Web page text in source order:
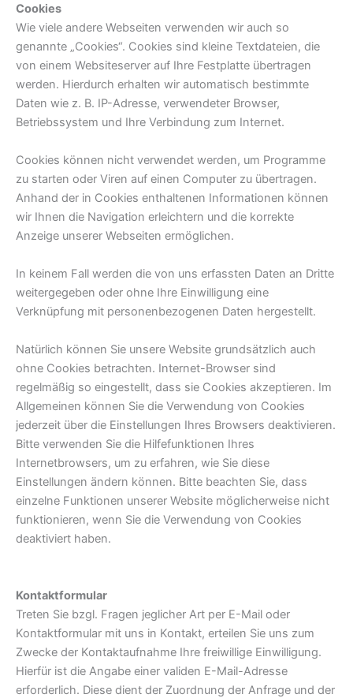
Cookies
Wie viele andere Webseiten verwenden wir auch so
genannte „Cookies“. Cookies sind kleine Textdateien, die
von einem Websiteserver auf Ihre Festplatte übertragen
werden. Hierdurch erhalten wir automatisch bestimmte
Daten wie z. B. IP-Adresse, verwendeter Browser,
Betriebssystem und Ihre Verbindung zum Internet.
Cookies können nicht verwendet werden, um Programme
zu starten oder Viren auf einen Computer zu übertragen.
Anhand der in Cookies enthaltenen Informationen können
wir Ihnen die Navigation erleichtern und die korrekte
Anzeige unserer Webseiten ermöglichen.
In keinem Fall werden die von uns erfassten Daten an Dritte
weitergegeben oder ohne Ihre Einwilligung eine
Verknüpfung mit personenbezogenen Daten hergestellt.
Natürlich können Sie unsere Website grundsätzlich auch
ohne Cookies betrachten. Internet-Browser sind
regelmäßig so eingestellt, dass sie Cookies akzeptieren. Im
Allgemeinen können Sie die Verwendung von Cookies
jederzeit über die Einstellungen Ihres Browsers deaktivieren.
Bitte verwenden Sie die Hilfefunktionen Ihres
Internetbrowsers, um zu erfahren, wie Sie diese
Einstellungen ändern können. Bitte beachten Sie, dass
einzelne Funktionen unserer Website möglicherweise nicht
funktionieren, wenn Sie die Verwendung von Cookies
deaktiviert haben.
Kontaktformular
Treten Sie bzgl. Fragen jeglicher Art per E-Mail oder
Kontaktformular mit uns in Kontakt, erteilen Sie uns zum
Zwecke der Kontaktaufnahme Ihre freiwillige Einwilligung.
Hierfür ist die Angabe einer validen E-Mail-Adresse
erforderlich. Diese dient der Zuordnung der Anfrage und der